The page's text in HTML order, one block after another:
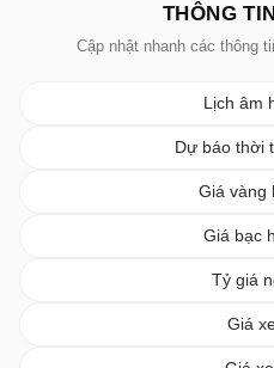
THÔNG
Cập nhật nhanh các thông
Lịch âm
Dự báo thời
Giá vàng
Giá bạc
Tỷ giá
Giá